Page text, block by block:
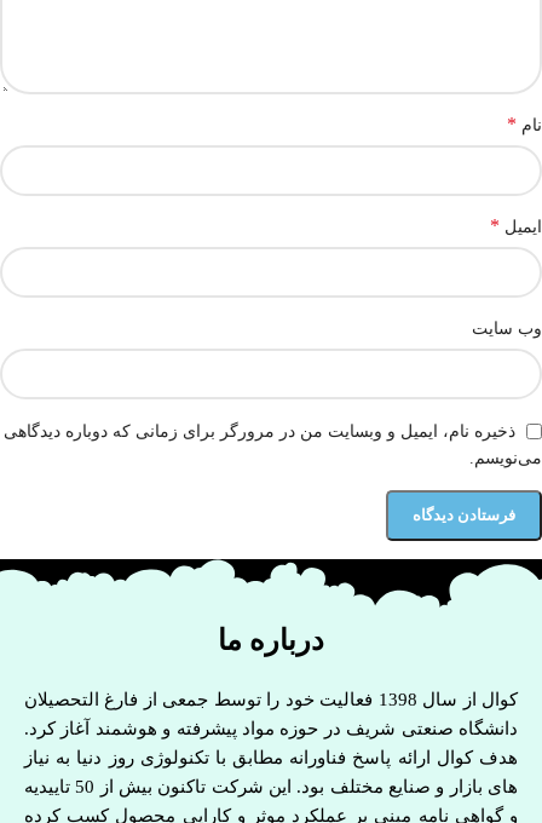
نام *
ایمیل *
وب‌ سایت
ذخیره نام، ایمیل و وبسایت من در مرورگر برای زمانی که دوباره دیدگاهی
می‌نویسم.
درباره ما
کوال از سال 1398 فعالیت خود را توسط جمعی از فارغ التحصیلان
دانشگاه صنعتی شریف در حوزه مواد پیشرفته و هوشمند آغاز کرد.
هدف کوال ارائه پاسخ فناورانه مطابق با تکنولوژی روز دنیا به نیاز
های بازار و صنایع مختلف بود. این شرکت تاکنون بیش از 50 تاییدیه
و گواهی نامه مبنی بر عملکرد موثر و کارایی محصول کسب کرده